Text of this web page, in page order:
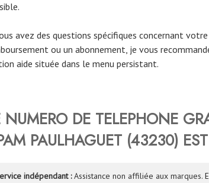
avez des questions spécifiques concernant
ou un abonnement, je vous
aide située dans le menu persistant.
NUMERO DE TELEPHONE
PAULHAGUET (43230) EST
indépendant :Assistance non affiliée aux marques.